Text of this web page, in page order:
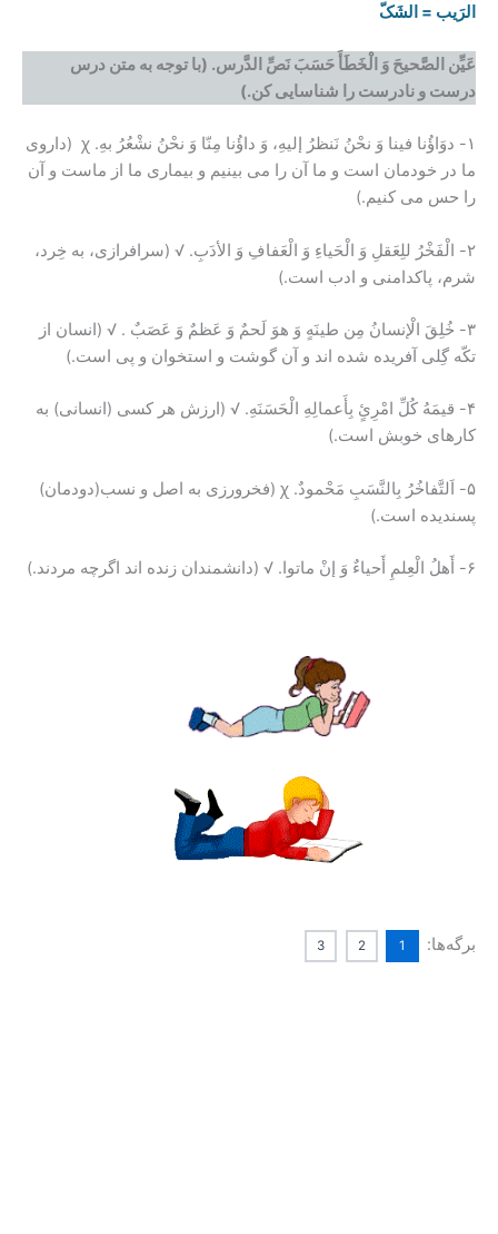
الرَیب = الشَکّ
عَیِّن الصَّحیحَ وَ الْخَطَأَ حَسَبَ نَصِّ الدَّرس. (با توجه به متن درس
درست و نادرست را شناسایی کن.)
۱- دوَاؤُنا فینا وَ نحْنُ نَنظرُ إلیهِ، وَ داؤُنا مِنّا وَ نحْنُ نشْعُرُ بهِ. ꭓ (داروی
ما در خودمان است و ما آن را می بینیم و بیماری ما از ماست و آن
را حس می کنیم.)
۲- الْفَخْرُ للِعَقلِ وَ الْحَیاءِ وَ الْعَفافِ وَ الأدَبِ. √ (سرافرازی، به خِرد،
شرم، پاکدامنی و ادب است.)
۳- خُلِقَ الْإنسانُ مِن طینَهٍ وَ هوَ لَحمٌ وَ عَظمٌ وَ عَصَبٌ . √ (انسان از
تکّه گِلی آفریده شده اند و آن گوشت و استخوان و پی است.)
۴- قیمَهُ کُلِّ امْرِئٍ بِأَعمالِهِ الْحَسَنَهِ. √ (ارزش هر کسی (انسانی) به
کارهای خوبش است.)
۵- اَلتَّفاخُرُ بِالنَّسَبِ مَحْمودٌ. ꭓ (فخرورزی به اصل و نسب(دودمان)
پسندیده است.)
۶- أَهلُ الْعِلمِ أَحیاءٌ وَ إنْ ماتوا. √ (دانشمندان زنده اند اگرچه مردند.)
برگه‌ها: 1
2
3